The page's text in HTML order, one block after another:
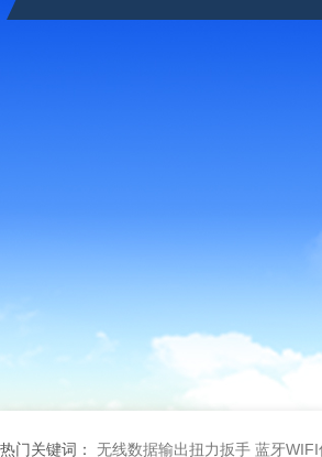
热门关键词： 无线数据输出扭力扳手 蓝牙